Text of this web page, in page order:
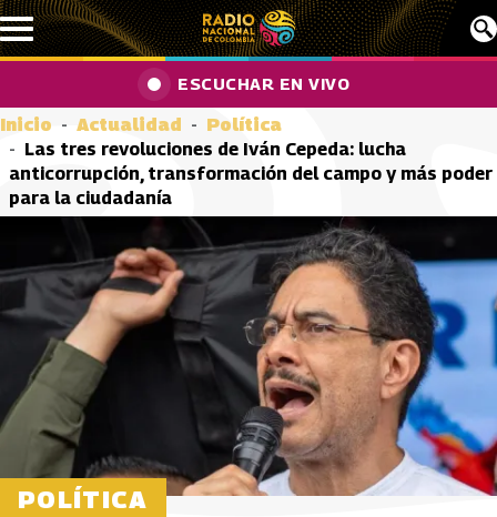
Pasar al contenido principal
ESCUCHAR EN VIVO
Inicio Actualidad
Política
Las tres revoluciones de Iván Cepeda: lucha
anticorrupción, transformación del campo y más poder
para la ciudadanía
POLÍTICA